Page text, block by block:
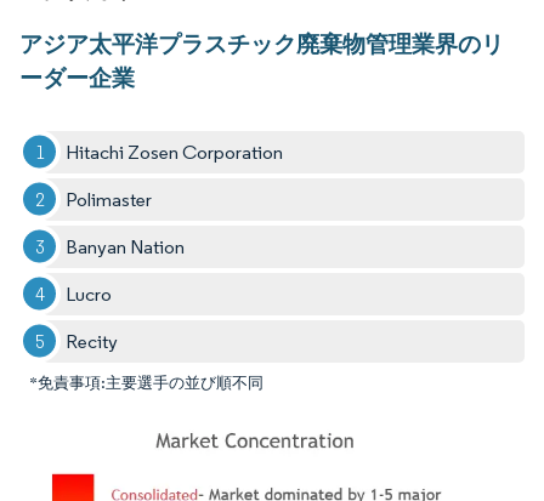
アジア太平洋プラスチック廃棄物管理業界のリ
ーダー企業
Hitachi Zosen Corporation
Polimaster
Banyan Nation
Lucro
Recity
*免責事項:主要選手の並び順不同